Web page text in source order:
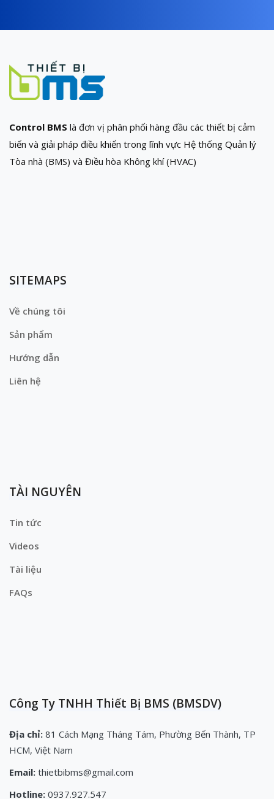
Control BMS là đơn vị phân phối hàng đầu các thiết bị cảm
biến và giải pháp điều khiển trong lĩnh vực Hệ thống Quản lý
Tòa nhà (BMS) và Điều hòa Không khí (HVAC)
SITEMAPS
Về chúng tôi
Sản phẩm
Hướng dẫn
Liên hệ
TÀI NGUYÊN
Tin tức
Videos
Tài liệu
FAQs
Công Ty TNHH Thiết Bị BMS (BMSDV)
Địa chỉ: 81 Cách Mạng Tháng Tám, Phường Bến Thành, TP
HCM, Việt Nam
Email: thietbibms@gmail.com
Hotline: 0937.927.547